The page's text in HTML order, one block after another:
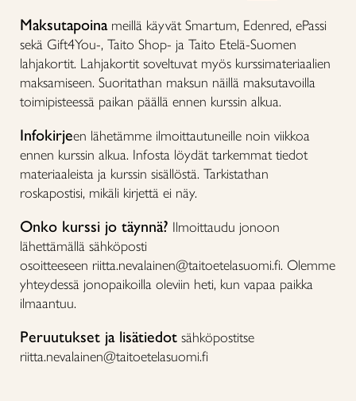
Maksutapoinameillä käyvät Smartum, Edenred, ePassi
sekä Gift4You-, Taito Shop- ja Taito Etelä-Suomen
lahjakortit. Lahjakortit soveltuvat myös kurssimateriaalien
maksamiseen. Suoritathan maksun näillä maksutavoilla
toimipisteessä paikan päällä ennen kurssin alkua.
Infokirjeen lähetämme ilmoittautuneille noin viikkoa
ennen kurssin alkua. Infosta löydät tarkemmat tiedot
materiaaleista ja kurssin sisällöstä. Tarkistathan
roskapostisi, mikäli kirjettä ei näy.
Onko kurssi jo täynnä? Ilmoittaudu jonoon
lähettämällä sähköposti
osoitteeseen riitta.nevalainen@taitoetelasuomi.fi. Olemme
yhteydessä jonopaikoilla oleviin heti, kun vapaa paikka
ilmaantuu.
Peruutukset ja lisätiedot sähköpostitse
riitta.nevalainen@taitoetelasuomi.fi